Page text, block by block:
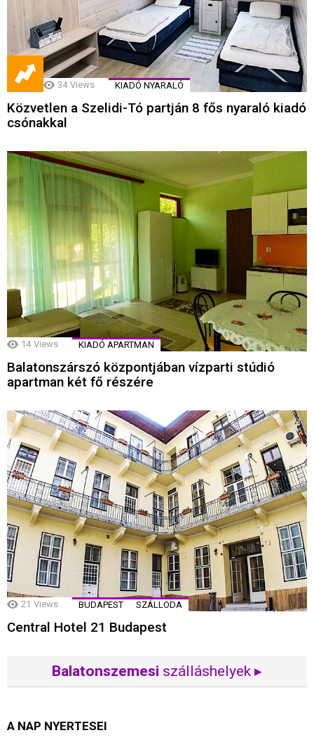
34 Views KIADÓ NYARALÓ
Közvetlen a Szelidi-Tó partján 8 fős nyaraló kiadó
csónakkal
14 Views KIADÓ APARTMAN
Balatonszárszó központjában vízparti stúdió
apartman két fő részére
21 Views BUDAPEST SZÁLLODA
Central Hotel 21 Budapest
Balatonszemesi szálláshelyek ▸
A NAP NYERTESEI